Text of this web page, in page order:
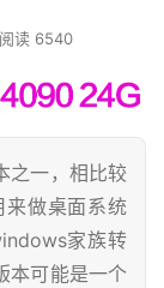
阅读 6540
之一，相比较
做桌面系统
家族转
本可能是一个